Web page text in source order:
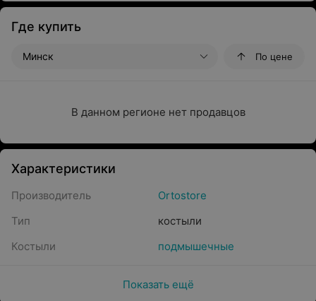
Где купить
Минск По цене
В данном регионе нет продавцов
Характеристики
Производитель
Ortostore
Тип
костыли
Костыли
подмышечные
Показать ещё